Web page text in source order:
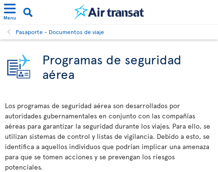
Menu
Pasaporte - Documentos de viaje
Programas de seguridad
aérea
Los programas de seguridad aérea son desarrollados por
autoridades gubernamentales en conjunto con las compañías
aéreas para garantizar la seguridad durante los viajes. Para ello, se
utilizan sistemas de control y listas de vigilancia. Debido a esto, se
identifica a aquellos individuos que podrían implicar una amenaza
para que se tomen acciones y se prevengan los riesgos
potenciales.